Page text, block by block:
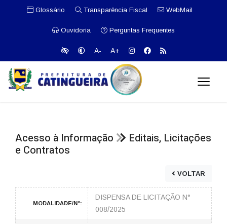
Glossário Transparência Fiscal WebMail
Ouvidoria Perguntas Frequentes
A- A+
Acesso à Informação
Editais, Licitações
e Contratos
VOLTAR
MODALIDADE/Nº:
DISPENSA DE LICITAÇÃO N°
008/2025